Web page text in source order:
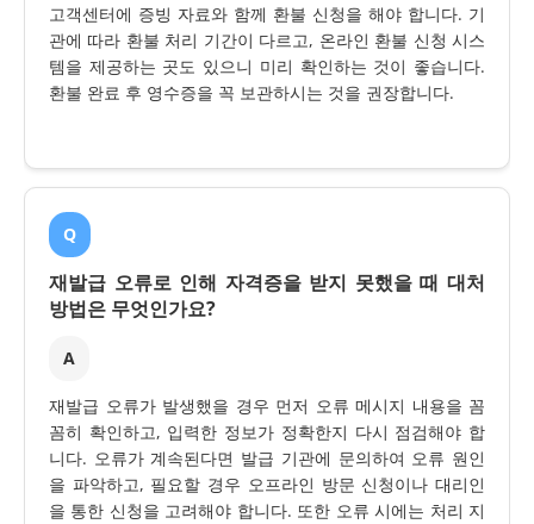
고객센터에 증빙 자료와 함께 환불 신청을 해야 합니다. 기
관에 따라 환불 처리 기간이 다르고, 온라인 환불 신청 시스
템을 제공하는 곳도 있으니 미리 확인하는 것이 좋습니다.
환불 완료 후 영수증을 꼭 보관하시는 것을 권장합니다.
Q
재발급 오류로 인해 자격증을 받지 못했을 때 대처
방법은 무엇인가요?
A
재발급 오류가 발생했을 경우 먼저 오류 메시지 내용을 꼼
꼼히 확인하고, 입력한 정보가 정확한지 다시 점검해야 합
니다. 오류가 계속된다면 발급 기관에 문의하여 오류 원인
을 파악하고, 필요할 경우 오프라인 방문 신청이나 대리인
을 통한 신청을 고려해야 합니다. 또한 오류 시에는 처리 지